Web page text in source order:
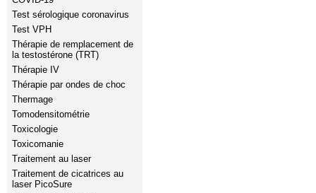
Test sérologique coronavirus
Test VPH
Thérapie de remplacement de
la testostérone (TRT)
Thérapie IV
Thérapie par ondes de choc
Thermage
Tomodensitométrie
Toxicologie
Toxicomanie
Traitement au laser
Traitement de cicatrices au
laser PicoSure